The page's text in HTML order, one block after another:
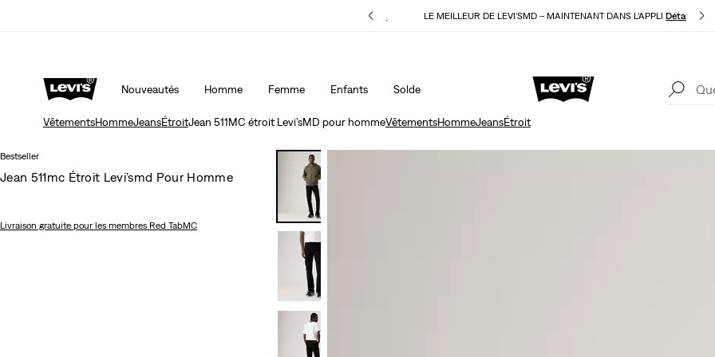
Détails LE MEILLEUR DE LEVI'SMD – MAINTENANT DANS L’APPLIDétails
Nouveautés Homme Femme Enfants Solde
15 % DE RABAIS SUR VOTRE PREMIÈRE COMMANDE
VêtementsHommeJeansÉtroitJean 511MC étroit Levi’sMD pour hommeVêtementsHommeJeansÉtroit
Bestseller
Jean 511mc Étroit Levi’smd Pour Homme
Livraison gratuite pour les membres Red TabMC